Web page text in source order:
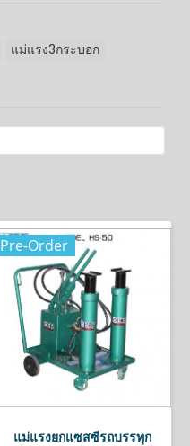
แม่แรง3กระบอก
Pre-Order
แม่แรงยกแซสซีรถบรรทุก